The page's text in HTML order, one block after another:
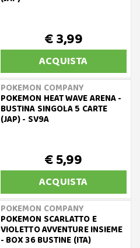
€ 3,99
ACQUISTA
POKEMON COMPANY
POKEMON HEAT WAVE ARENA -
BUSTINA SINGOLA 5 CARTE
(JAP) - SV9A
€ 5,99
ACQUISTA
POKEMON COMPANY
POKEMON SCARLATTO E
VIOLETTO AVVENTURE INSIEME
- BOX 36 BUSTINE (ITA)